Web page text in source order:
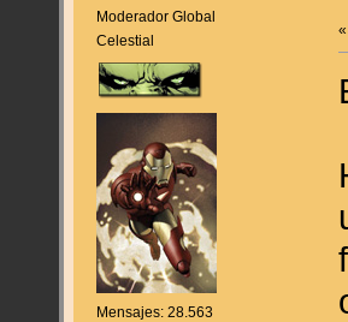
Moderador Global
Celestial
Mensajes: 28.563